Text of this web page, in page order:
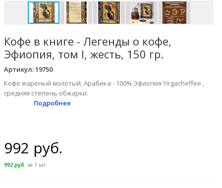
Кофе в книге - Легенды о кофе,
Эфиопия, том I, жесть, 150 гр.
Артикул:19750
Кофе жареный молотый, Арабика - 100% Эфиопия Yirgacheffee ,
средняя степень обжарки.
Подробнее
992 руб.
992 руб. за 1 шт.